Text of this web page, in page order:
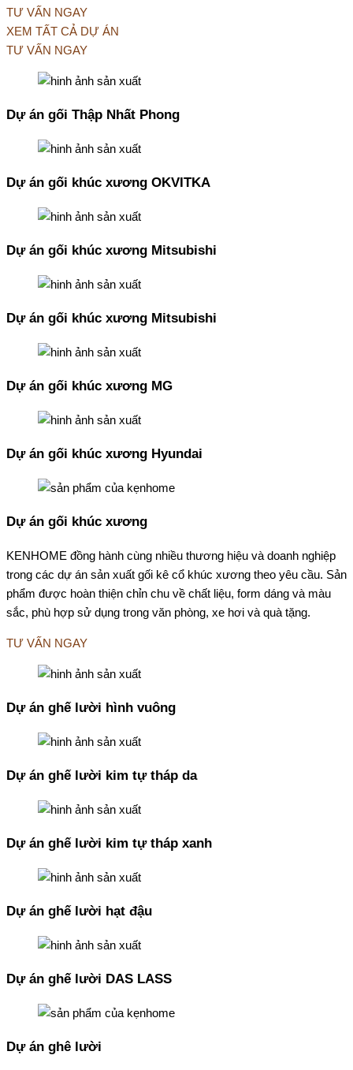
TƯ VẤN NGAY
XEM TẤT CẢ DỰ ÁN
TƯ VẤN NGAY
Dự án gối Thập Nhất Phong
Dự án gối khúc xương OKVITKA
Dự án gối khúc xương Mitsubishi
Dự án gối khúc xương Mitsubishi
Dự án gối khúc xương MG
Dự án gối khúc xương Hyundai
Dự án gối khúc xương
KENHOME đồng hành cùng nhiều thương hiệu và doanh nghiệp
trong các dự án sản xuất gối kê cổ khúc xương theo yêu cầu. Sản
phẩm được hoàn thiện chỉn chu về chất liệu, form dáng và màu
sắc, phù hợp sử dụng trong văn phòng, xe hơi và quà tặng.
TƯ VẤN NGAY
Dự án ghế lười hình vuông
Dự án ghế lười kim tự tháp da
Dự án ghế lười kim tự tháp xanh
Dự án ghế lười hạt đậu
Dự án ghế lười DAS LASS
Dự án ghê lười